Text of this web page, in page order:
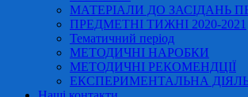
МАТЕРІАЛИ ДО ЗАСІДАНЬ
ПРЕДМЕТНІ ТИЖНІ 2020-2021
Тематичний період
МЕТОДИЧНІ НАРОБКИ
МЕТОДИЧНІ РЕКОМЕНДЦІЇ
ЕКСПЕРИМЕНТАЛЬНА